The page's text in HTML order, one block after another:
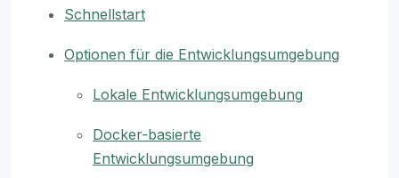
Schnellstart
Optionen für die Entwicklungsumgebung
Lokale Entwicklungsumgebung
Docker-basierte
Entwicklungsumgebung